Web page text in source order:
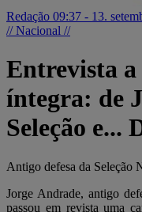
Redação 09:37 - 13.
// Nacional //
Entrevista
íntegra: de
Seleção e...
Antigo defesa da Seleção
Jorge Andrade, antigo
passou em revista uma